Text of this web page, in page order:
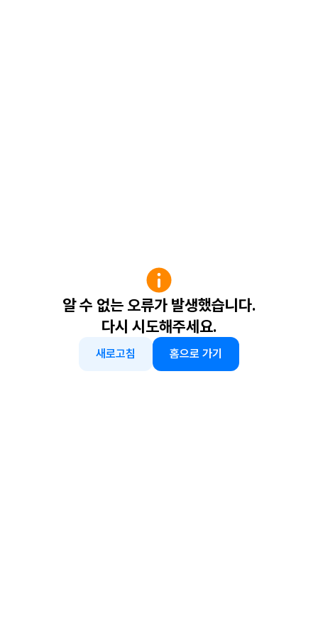
알 수 없는 오류가 발생했습니다.
다시 시도해주세요.
새로고침 홈으로 가기